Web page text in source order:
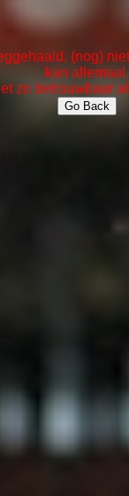
(nog)
kan allemaal.
zo betrouwbaar
Go Back